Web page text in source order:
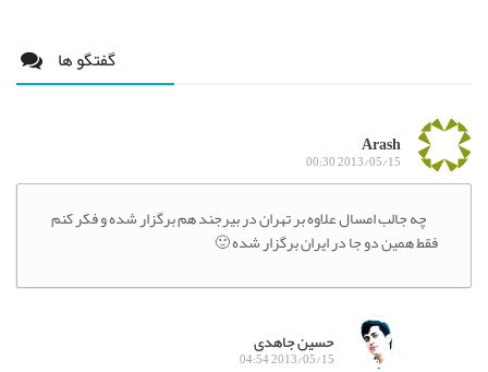
گفتگو ها
Arash
2013/05/15 00:30
چه جالب امسال علاوه بر تهران در بیرجند هم برگزار شده و فکر کنم
فقط همین دو جا در ایران برگزار شده 🙂
حسین جاهدی
2013/05/15 04:54